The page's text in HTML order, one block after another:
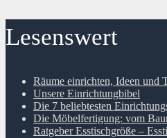
Lesenswert
Räume einrichten, Ideen und
Unsere Einrichtungbibel
Die 7 beliebtesten
Die Möbelfertigung: vom
Ratgeber Esstischgröße –